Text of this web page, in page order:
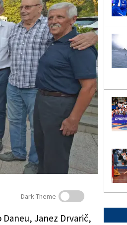
Dark Theme
Daneu, Janez Drvarič,